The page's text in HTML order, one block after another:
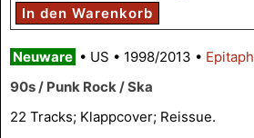
In den Warenkorb
Neuware • US • 1998/2013 • Epitaph
90s / Punk Rock / Ska
22 Tracks; Klappcover; Reissue.